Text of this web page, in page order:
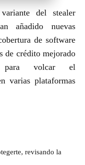
del stealer
añadido nuevas
de software
de crédito mejorado
para volcar el
varias plataformas
revisando la